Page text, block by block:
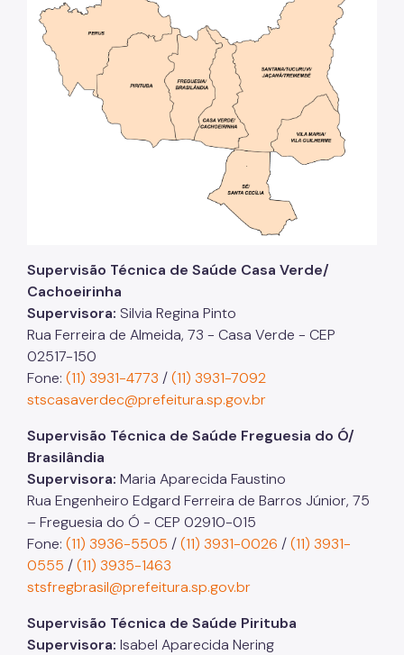
Supervisão Técnica de Saúde Casa Verde/
Cachoeirinha
Supervisora: Silvia Regina Pinto
Rua Ferreira de Almeida, 73 - Casa Verde - CEP
02517-150
Fone: (11) 3931-4773 /(11) 3931-7092
stscasaverdec@prefeitura.sp.gov.br
Supervisão Técnica de Saúde Freguesia do Ó/
Brasilândia
Supervisora: Maria Aparecida Faustino
Rua Engenheiro Edgard Ferreira de Barros Júnior, 75
– Freguesia do Ó - CEP 02910-015
Fone: (11) 3936-5505 /(11) 3931-0026 /(11) 3931-
0555 /(11) 3935-1463
stsfregbrasil@prefeitura.sp.gov.br
Supervisão Técnica de Saúde Pirituba
Supervisora: Isabel Aparecida Nering